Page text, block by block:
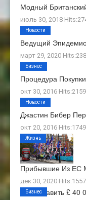
Модный
июль 30, 2018
Ведущий
март 29, 2020
Новости
Процедура
окт 30, 2016
Бизнес
Джастин Бибер
окт 20, 2016
Новости
Прибывшие Из ЕС
дек 30, 2020
Жизнь
Как Добавить £
Бизнес